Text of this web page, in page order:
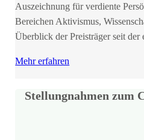
Auszeichnung für verdiente
Bereichen Aktivismus,
Überblick der Preisträger seit der
Mehr erfahren
Stellungnahmen zum